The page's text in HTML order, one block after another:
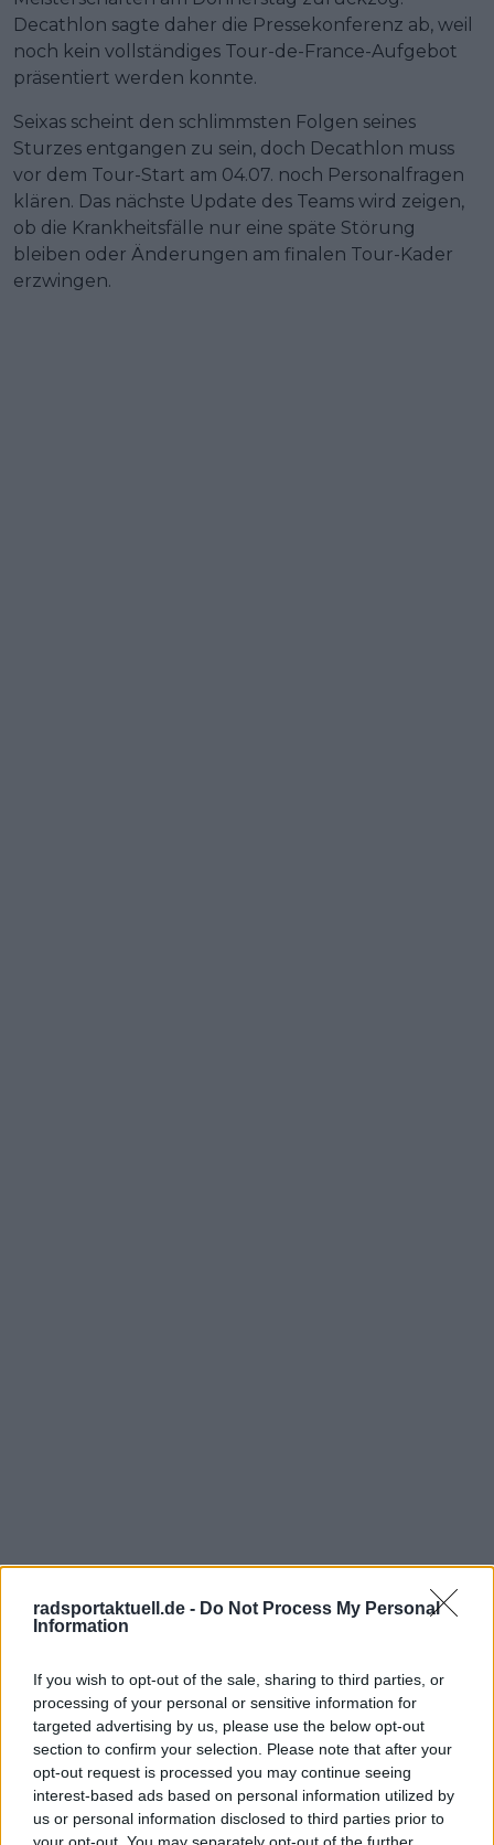
radsportaktuell.de - Do Not Process My Personal
Information
If you wish to opt-out of the sale, sharing to third parties, or
processing of your personal or sensitive information for
targeted advertising by us, please use the below opt-out
section to confirm your selection. Please note that after your
opt-out request is processed you may continue seeing
interest-based ads based on personal information utilized by
us or personal information disclosed to third parties prior to
Decathlon sagte daher die Pressekonferenz ab, weil
noch kein vollständiges Tour-de-France-Aufgebot
präsentiert werden konnte.
Seixas scheint den schlimmsten Folgen seines
Sturzes entgangen zu sein, doch Decathlon muss
vor dem Tour-Start am 04.07. noch Personalfragen
klären. Das nächste Update des Teams wird zeigen,
ob die Krankheitsfälle nur eine späte Störung
bleiben oder Änderungen am finalen Tour-Kader
erzwingen.
Jetzt kostenlos den RadsportAktuell-
Newsletter abonnieren!
Nachdem du auf „Abonnieren“ geklickt hast,
erhältst du sofort eine E-Mail von uns. Bei